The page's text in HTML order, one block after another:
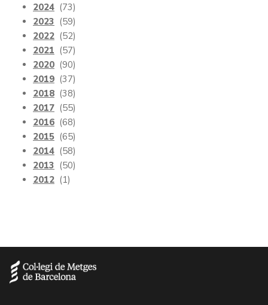
2024 (73)
2023 (59)
2022 (52)
2021 (57)
2020 (90)
2019 (37)
2018 (38)
2017 (55)
2016 (68)
2015 (65)
2014 (58)
2013 (50)
2012 (1)